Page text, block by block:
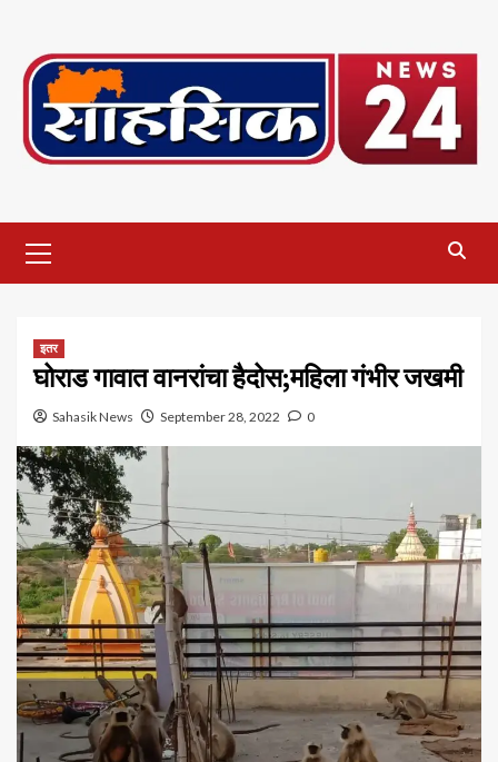
content
Menu
इतर
घोराड गावात वानरांचा हैदोस;महिला गंभीर जखमी
Sahasik News September 28, 2022 0